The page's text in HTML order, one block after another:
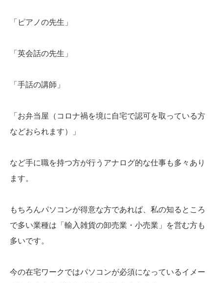
「ピアノの先生」
「英会話の先生」
「手話の講師」
「お弁当屋（コロナ禍を境に自宅で認可を取っている方
などおられます）」
など手に職を持つ方が行うアナログ的な仕事も多々あり
ます。
もちろんパソコンが得意な方であれば、私の知るところ
で多い業種は「輸入雑貨の卸売業・小売業」を営む方も
多いです。
今の在宅ワークではパソコンが必須になっているイメー